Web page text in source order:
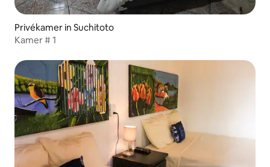
Privékamer in Suchitoto
Kamer # 1